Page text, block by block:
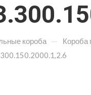
короба — Короба